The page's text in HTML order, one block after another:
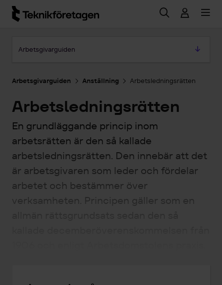
Hoppa till huvudinnehåll
Arbetsgivarguiden Anställning Arbetsledningsrätten
Arbetsledningsrätten
En grundläggande princip inom
arbetsrätten är den så kallade
arbetsledningsrätten. Den innebär att det
är arbetsgivaren som leder och fördelar
arbetet och bestämmer över
verksamheten. Principen gäller som en
Arbetsgivarguiden